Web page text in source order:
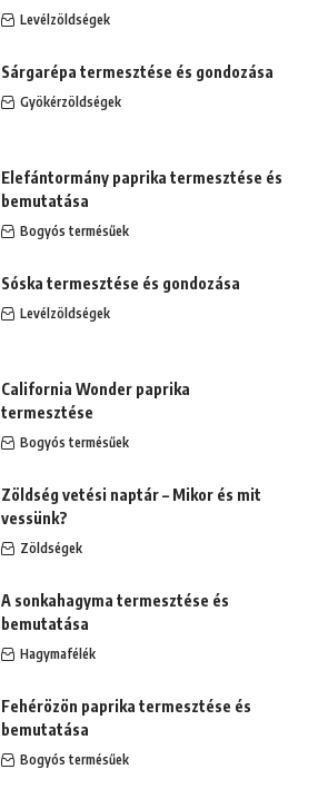
Levélzöldségek
Sárgarépa termesztése és gondozása
Gyökérzöldségek
Elefántormány paprika termesztése és
bemutatása
Bogyós termésűek
Sóska termesztése és gondozása
Levélzöldségek
California Wonder paprika
termesztése
Bogyós termésűek
Zöldség vetési naptár – Mikor és mit
vessünk?
Zöldségek
A sonkahagyma termesztése és
bemutatása
Hagymafélék
Fehérözön paprika termesztése és
bemutatása
Bogyós termésűek